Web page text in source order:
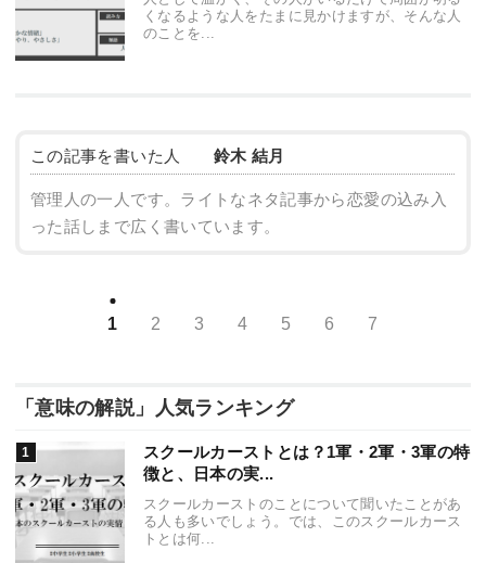
くなるような人をたまに見かけますが、そんな人
のことを...
この記事を書いた人 鈴木 結月
管理人の一人です。ライトなネタ記事から恋愛の込み入
った話しまで広く書いています。
1 2 3 4 5 6 7
「意味の解説」人気ランキング
スクールカーストとは？1軍・2軍・3軍の特
徴と、日本の実...
スクールカーストのことについて聞いたことがあ
る人も多いでしょう。では、このスクールカース
トとは何...